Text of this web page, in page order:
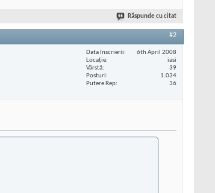
Răspunde cu citat
#2
Data înscrierii
6th April 2008
Locaţie
iasi
Vârstă
39
Posturi
1.034
Putere Rep
36